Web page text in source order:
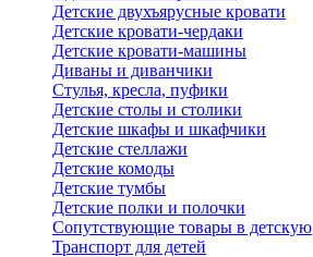
Детские двухъярусные кровати
Детские кровати-чердаки
Детские кровати-машины
Диваны и диванчики
Стулья, кресла, пуфики
Детские столы и столики
Детские шкафы и шкафчики
Детские стеллажи
Детские комоды
Детские тумбы
Детские полки и полочки
Сопутствующие товары в детскую
Транспорт для детей